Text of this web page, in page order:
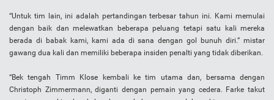
“Untuk tim lain, ini adalah pertandingan terbesar tahun ini. Kami memulai
dengan baik dan melewatkan beberapa peluang tetapi satu kali mereka
berada di babak kami, kami ada di sana dengan gol bunuh diri.” mistar
gawang dua kali dan memiliki beberapa insiden penalti yang tidak diberikan.
“Bek tengah Timm Klose kembali ke tim utama dan, bersama dengan
Christoph Zimmermann, diganti dengan pemain yang cedera. Farke takut